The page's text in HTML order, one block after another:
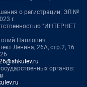
о регистрации: ЭЛ №
г.
"ИНТЕРНЕТ
Павлович
Ленина, 26А, стр.2, 16
органов: